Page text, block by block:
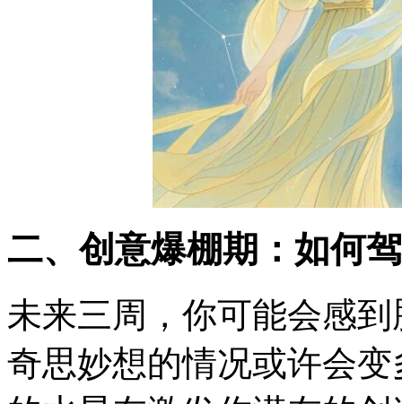
二、创意爆棚期：如何
未来三周，你可能会感
奇思妙想的情况或许会